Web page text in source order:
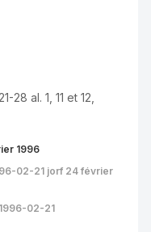
28 al. 1, 11 et 12
1996
02-21 jorf 24 février
02-21